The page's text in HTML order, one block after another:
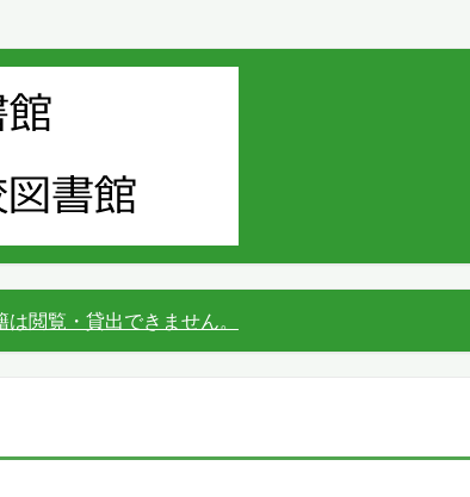
閲覧・貸出できません。